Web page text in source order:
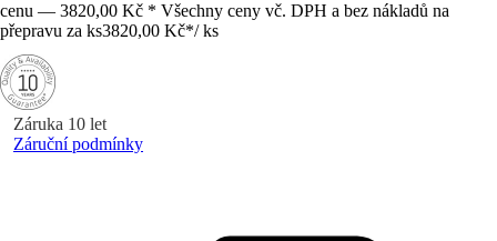
cenu — 3820,00 Kč * Všechny ceny vč. DPH a bez nákladů na
přepravu za ks3820,00 Kč*/ ks
Záruka 10 let
Záruční podmínky